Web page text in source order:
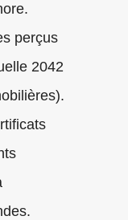
perçus
2042